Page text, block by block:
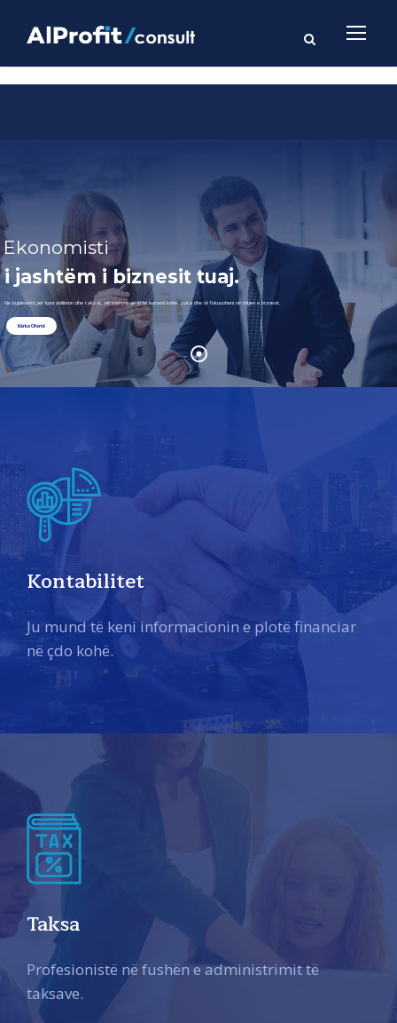
i jashtëm i biznesit tuaj.
Ekonomisti
Ne kujdesemi për kontabilitetin dhe taksat, në mënyrë që ju të kurseni kohë, para dhe të fokusoheni në rritjen e biznesit.
Kërko Ofertë
Kontabilitet
Ju mund të keni informacionin e plotë financiar
në çdo kohë.
Taksa
Profesionistë në fushën e administrimit të
taksave.